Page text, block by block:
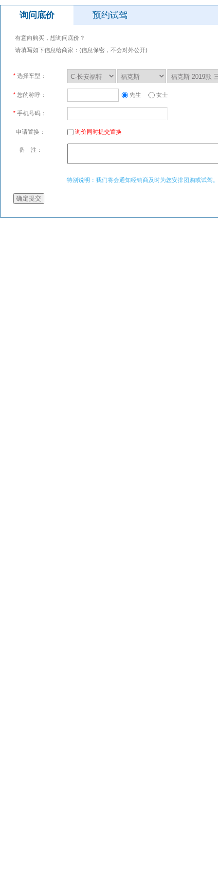
询问底价 预约试驾
有意向购买，想询问底价？
请填写如下信息给商家：(信息保密，不会对外公开)
* 选择车型：
* 您的称呼： 先生 女士
* 手机号码：
申请置换： 询价同时提交置换
备 注：
特别说明：我们将会通知经销商及时为您安排团购或试驾。